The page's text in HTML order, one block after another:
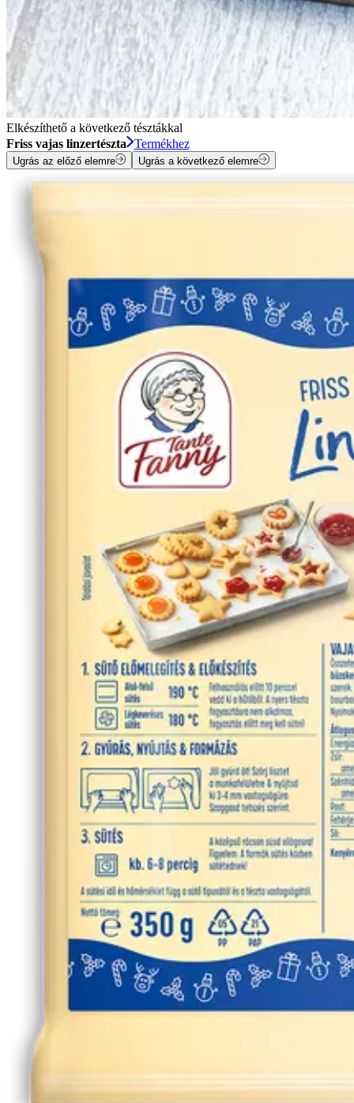
Elkészíthető a következő tésztákkal
Friss vajas linzertészta
Termékhez
Ugrás az előző elemre Ugrás a következő elemre